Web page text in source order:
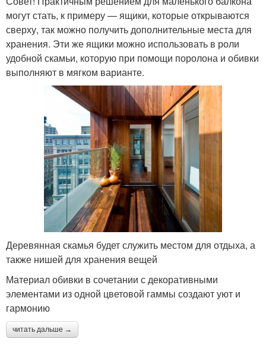
могут стать, к примеру — ящики, которые открываются
сверху, так можно получить дополнительные места для
хранения. Эти же ящики можно использовать в роли
удобной скамьи, которую при помощи поролона и обивки
выполняют в мягком варианте.
Деревянная скамья будет служить местом для отдыха, а
также нишей для хранения вещей
Материал обивки в сочетании с декоративными
элементами из одной цветовой гаммы создают уют и
гармонию
читать дальше →